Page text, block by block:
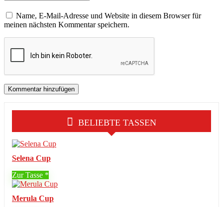
Name, E-Mail-Adresse und Website in diesem Browser für
meinen nächsten Kommentar speichern.
BELIEBTE TASSEN
Selena Cup
Zur Tasse
Merula Cup